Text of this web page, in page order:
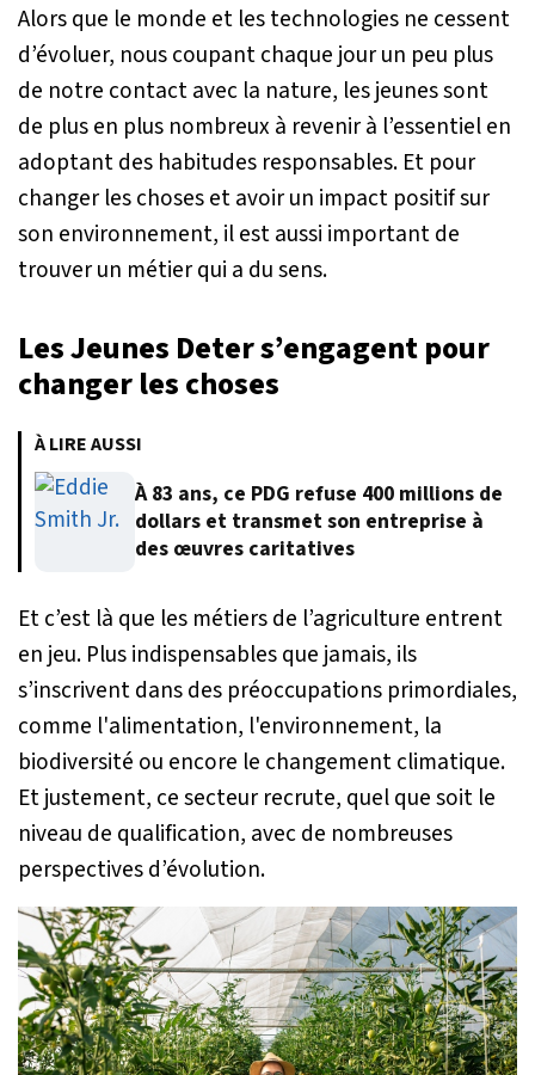
Alors que le monde et les technologies ne cessent
d’évoluer, nous coupant chaque jour un peu plus
de notre contact avec la nature, les jeunes sont
de plus en plus nombreux à revenir à l’essentiel en
adoptant des habitudes responsables. Et pour
changer les choses et avoir un impact positif sur
son environnement, il est aussi important de
trouver un métier qui a du sens.
Les Jeunes Deter s’engagent pour
changer les choses
À LIRE AUSSI
À 83 ans, ce PDG refuse 400 millions de
dollars et transmet son entreprise à
des œuvres caritatives
Et c’est là que les métiers de l’agriculture entrent
en jeu. Plus indispensables que jamais, ils
s’inscrivent dans des préoccupations primordiales,
comme l'alimentation, l'environnement, la
biodiversité ou encore le changement climatique.
Et justement, ce secteur recrute, quel que soit le
niveau de qualification, avec de nombreuses
perspectives d’évolution.